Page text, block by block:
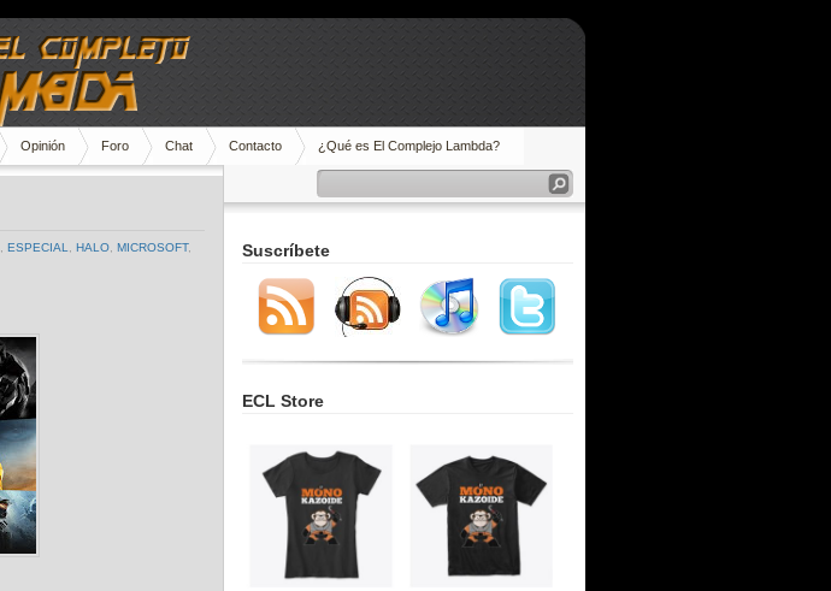
Opinión Foro Chat Contacto ¿Qué es El Complejo Lambda?
ESPECIAL HALO MICROSOFT,
Suscríbete
ECL Store